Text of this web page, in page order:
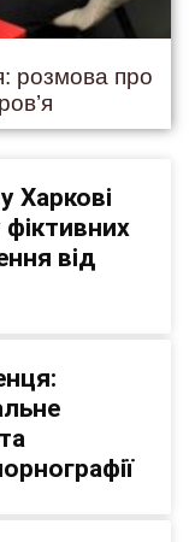
розмова про
Харкові
від